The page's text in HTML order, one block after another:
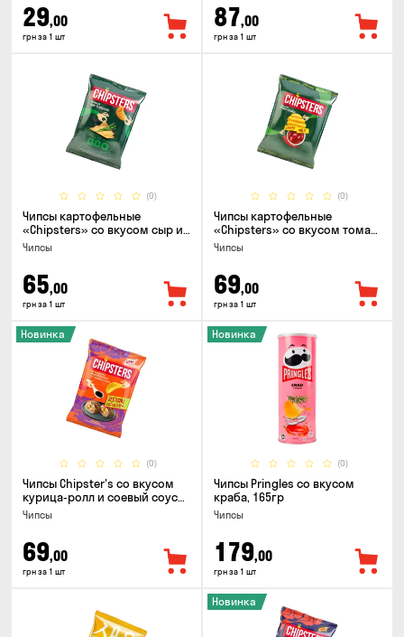
29,00
грн за 1 шт
87,00
грн за 1 шт
(0)
Чипсы картофельные
«Chipsters» со вкусом сыр и
лук, 95г
Чипсы
65,00
грн за 1 шт
(0)
Чипсы картофельные
«Chipsters» со вкусом томат
спайси, 95г
Чипсы
69,00
грн за 1 шт
(0)
Новинка
Чипсы Chipster's со вкусом
курица-ролл и соевый соус
90г
Чипсы
69,00
грн за 1 шт
(0)
Новинка
Чипсы Pringles со вкусом
краба, 165гр
Чипсы
179,00
грн за 1 шт
Новинка